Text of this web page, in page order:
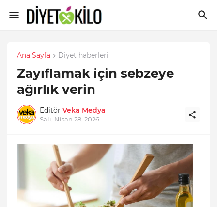
Ana Sayfa Diyet haberleri
Zayıflamak için sebzeye
ağırlık verin
Editör Veka Medya
Salı, Nisan 28, 2026